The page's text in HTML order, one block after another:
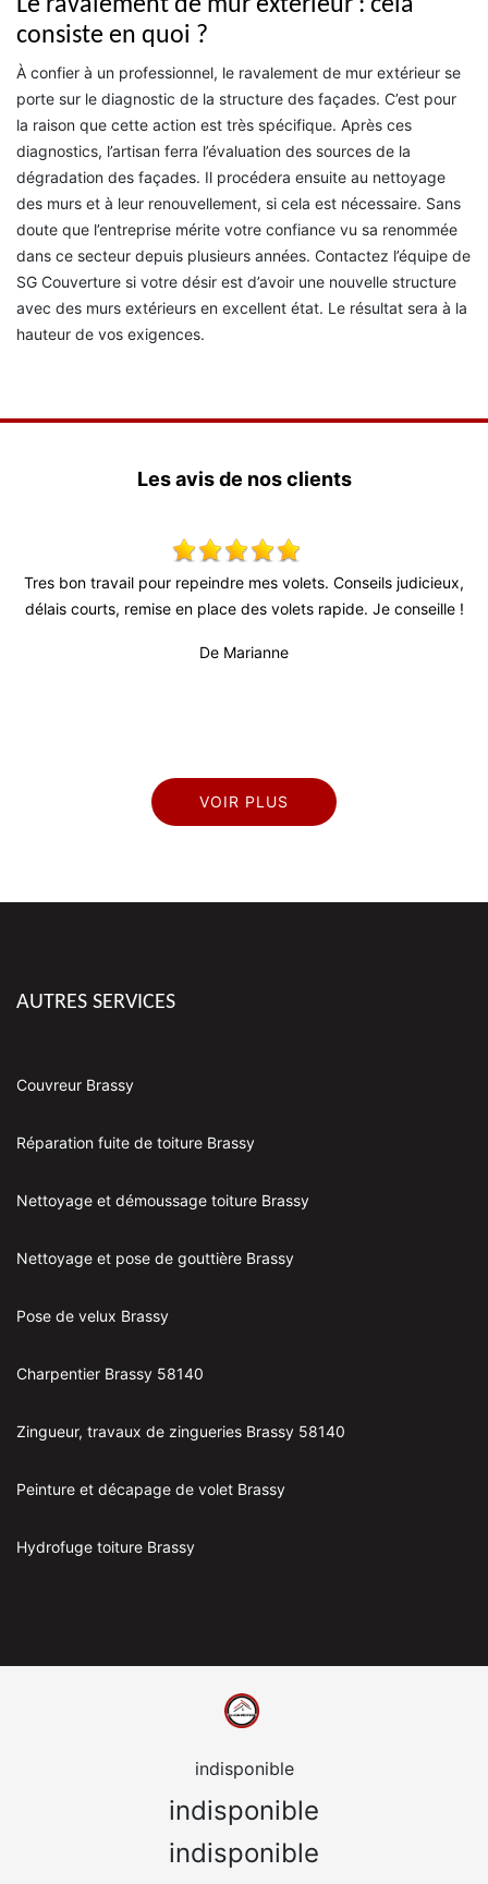
Le ravalement de mur extérieur : cela
consiste en quoi ?
À confier à un professionnel, le ravalement de mur extérieur se
porte sur le diagnostic de la structure des façades. C’est pour
la raison que cette action est très spécifique. Après ces
diagnostics, l’artisan ferra l’évaluation des sources de la
dégradation des façades. Il procédera ensuite au nettoyage
des murs et à leur renouvellement, si cela est nécessaire. Sans
doute que l’entreprise mérite votre confiance vu sa renommée
dans ce secteur depuis plusieurs années. Contactez l’équipe de
SG Couverture si votre désir est d’avoir une nouvelle structure
avec des murs extérieurs en excellent état. Le résultat sera à la
hauteur de vos exigences.
Les avis de nos clients
Tres bon travail pour repeindre mes volets. Conseils judicieux,
délais courts, remise en place des volets rapide. Je conseille !
De Marianne
VOIR PLUS
AUTRES SERVICES
Couvreur Brassy
Réparation fuite de toiture Brassy
Nettoyage et démoussage toiture Brassy
Nettoyage et pose de gouttière Brassy
Pose de velux Brassy
Charpentier Brassy 58140
Zingueur, travaux de zingueries Brassy 58140
Peinture et décapage de volet Brassy
Hydrofuge toiture Brassy
indisponible
indisponible
indisponible